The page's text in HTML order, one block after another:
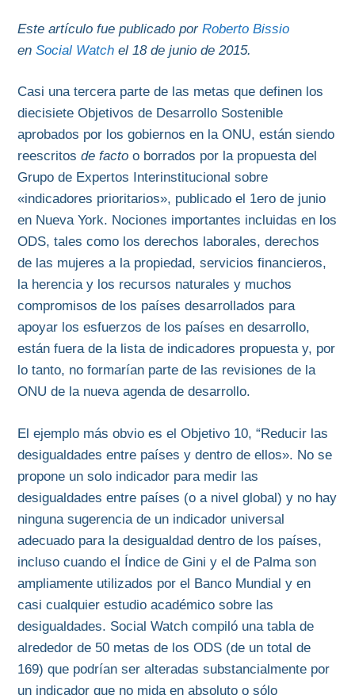
Este artículo fue publicado porRoberto Bissio
enSocial Watch el 18 de junio de 2015.
Casi una tercera parte de las metas que definen los
diecisiete Objetivos de Desarrollo Sostenible
aprobados por los gobiernos en la ONU, están siendo
reescritosde facto o borrados por la propuesta del
Grupo de Expertos Interinstitucional sobre
«indicadores prioritarios», publicado el 1ero de junio
en Nueva York. Nociones importantes incluidas en los
ODS, tales como los derechos laborales, derechos
de las mujeres a la propiedad, servicios financieros,
la herencia y los recursos naturales y muchos
compromisos de los países desarrollados para
apoyar los esfuerzos de los países en desarrollo,
están fuera de la lista de indicadores propuesta y, por
lo tanto, no formarían parte de las revisiones de la
ONU de la nueva agenda de desarrollo.
El ejemplo más obvio es el Objetivo 10, “Reducir las
desigualdades entre países y dentro de ellos». No se
propone un solo indicador para medir las
desigualdades entre países (o a nivel global) y no hay
ninguna sugerencia de un indicador universal
adecuado para la desigualdad dentro de los países,
incluso cuando el Índice de Gini y el de Palma son
ampliamente utilizados por el Banco Mundial y en
casi cualquier estudio académico sobre las
desigualdades. Social Watch compiló una tabla de
alrededor de 50 metas de los ODS (de un total de
169) que podrían ser alteradas substancialmente por
un indicador que no mida en absoluto o sólo